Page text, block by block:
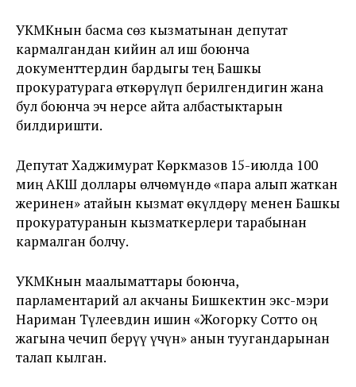
УКМКнын басма сөз кызматынан депутат
кармалгандан кийин ал иш боюнча
документтердин бардыгы тең Башкы
прокуратурага өткөрүлүп берилгендигин жана
бул боюнча эч нерсе айта албастыктарын
билдиришти.
Депутат Хаджимурат Көркмазов 15-июлда 100
миң АКШ доллары өлчөмүндө «пара алып жаткан
жеринен» атайын кызмат өкүлдөрү менен Башкы
прокуратуранын кызматкерлери тарабынан
кармалган болчу.
УКМКнын маалыматтары боюнча,
парламентарий ал акчаны Бишкектин экс-мэри
Нариман Түлеевдин ишин «Жогорку Сотто оң
жагына чечип берүү үчүн» анын туугандарынан
талап кылган.